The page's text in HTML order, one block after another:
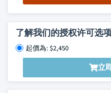
了解我们的授权许可选
起價為: $2,450
立